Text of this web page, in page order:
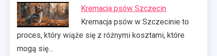
Kremacja psów Szczecin
Kremacja psów w Szczecinie to
proces, który wiąże się z różnymi kosztami, które
mogą się…